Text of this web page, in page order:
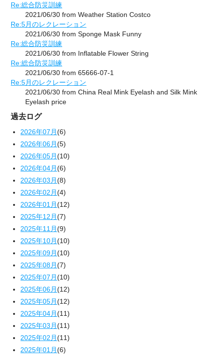
Re:総合防災訓練
2021/06/30 from Weather Station Costco
Re:5月のレクレーション
2021/06/30 from Sponge Mask Funny
Re:総合防災訓練
2021/06/30 from Inflatable Flower String
Re:総合防災訓練
2021/06/30 from 65666-07-1
Re:5月のレクレーション
2021/06/30 from China Real Mink Eyelash and Silk Mink
Eyelash price
過去ログ
2026年07月(6)
2026年06月(5)
2026年05月(10)
2026年04月(6)
2026年03月(8)
2026年02月(4)
2026年01月(12)
2025年12月(7)
2025年11月(9)
2025年10月(10)
2025年09月(10)
2025年08月(7)
2025年07月(10)
2025年06月(12)
2025年05月(12)
2025年04月(11)
2025年03月(11)
2025年02月(11)
2025年01月(6)